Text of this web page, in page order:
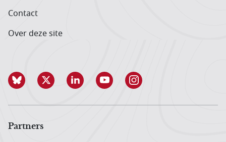
Contact
Over deze site
Partners